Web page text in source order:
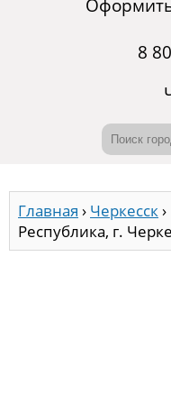
8
Главная › Черкесск›
Республика, г.